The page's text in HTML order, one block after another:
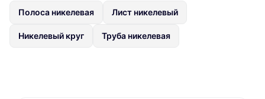
Полоса никелевая Лист никелевый
Никелевый круг Труба никелевая